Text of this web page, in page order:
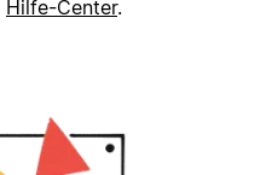
Hilfe-Center.